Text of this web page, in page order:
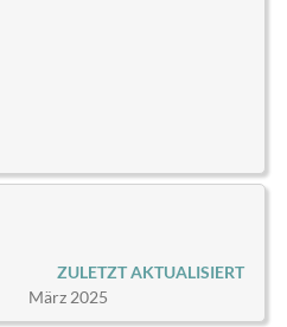
ZULETZT AKTUALISIERT
März 2025